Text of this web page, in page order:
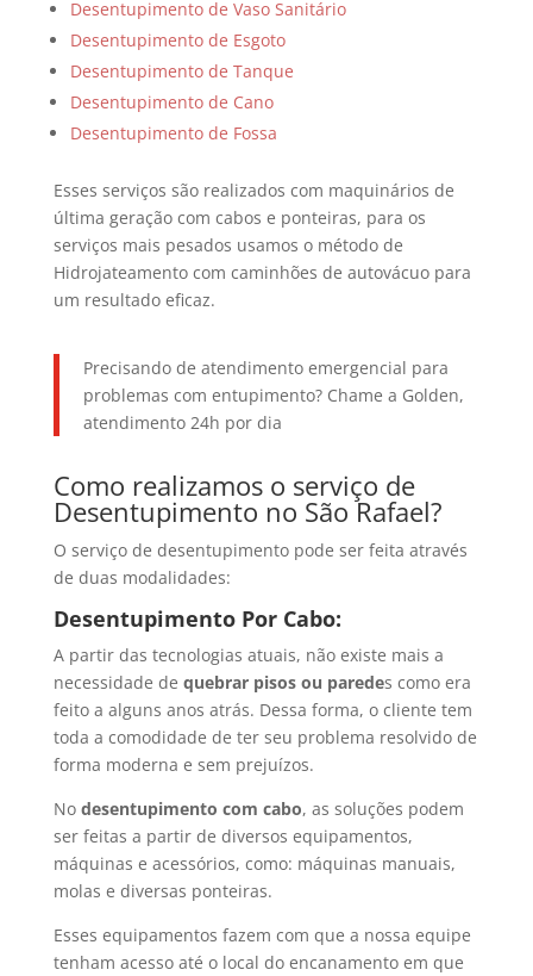
Desentupimento de Vaso Sanitário
Desentupimento de Esgoto
Desentupimento de Tanque
Desentupimento de Cano
Desentupimento de Fossa
Esses serviços são realizados com maquinários de
última geração com cabos e ponteiras, para os
serviços mais pesados usamos o método de
Hidrojateamento com caminhões de autovácuo para
um resultado eficaz.
Precisando de atendimento emergencial para
problemas com entupimento? Chame a Golden,
atendimento 24h por dia
Como realizamos o serviço de
Desentupimento no São Rafael?
O serviço de desentupimento pode ser feita através
de duas modalidades:
Desentupimento Por Cabo:
A partir das tecnologias atuais, não existe mais a
necessidade de quebrar pisos ou paredes como era
feito a alguns anos atrás. Dessa forma, o cliente tem
toda a comodidade de ter seu problema resolvido de
forma moderna e sem prejuízos.
No desentupimento com cabo, as soluções podem
ser feitas a partir de diversos equipamentos,
máquinas e acessórios, como: máquinas manuais,
molas e diversas ponteiras.
Esses equipamentos fazem com que a nossa equipe
tenham acesso até o local do encanamento em que